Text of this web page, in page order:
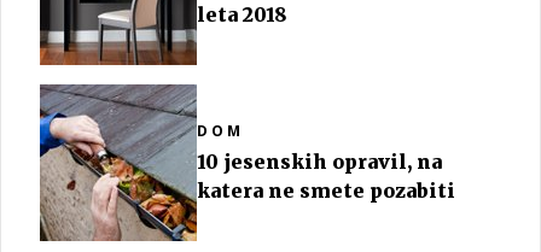
leta 2018
DOM
10 jesenskih opravil, na
katera ne smete pozabiti